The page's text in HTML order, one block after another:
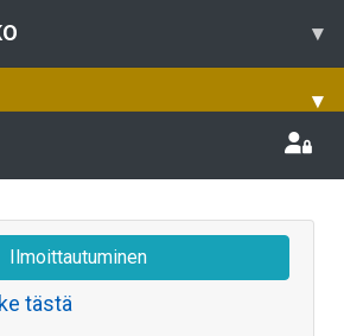
▾
▾
Ilmoittautuminen
tästä